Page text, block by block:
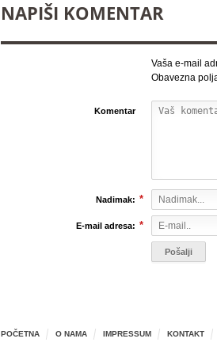
NAPIŠI KOMENTAR
Vaša e-mail
Obavezna
Komentar
Nadimak: *
E-mail adresa: *
POČETNA O NAMA IMPRESSUM KONTAKT